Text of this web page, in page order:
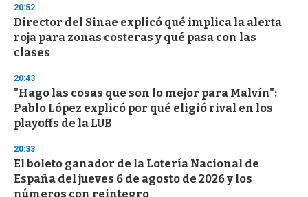
20:52
Director del Sinae explicó qué implica la alerta
roja para zonas costeras y qué pasa con las
clases
20:43
"Hago las cosas que son lo mejor para Malvín":
Pablo López explicó por qué eligió rival en los
playoffs de la LUB
20:33
El boleto ganador de la Lotería Nacional de
España del jueves 6 de agosto de 2026 y los
números con reintegro